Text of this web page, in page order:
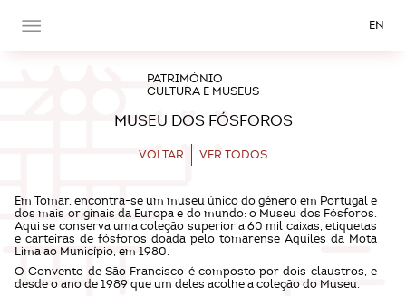
EN
PATRIMÓNIO
CULTURA E MUSEUS
MUSEU DOS FÓSFOROS
VOLTAR VER TODOS
Em Tomar, encontra-se um museu único do género em Portugal e
dos mais originais da Europa e do mundo: o Museu dos Fósforos.
Aqui se conserva uma coleção superior a 60 mil caixas, etiquetas
e carteiras de fósforos doada pelo tomarense Aquiles da Mota
Lima ao Município, em 1980.
O Convento de São Francisco é composto por dois claustros, e
desde o ano de 1989 que um deles acolhe a coleção do Museu.